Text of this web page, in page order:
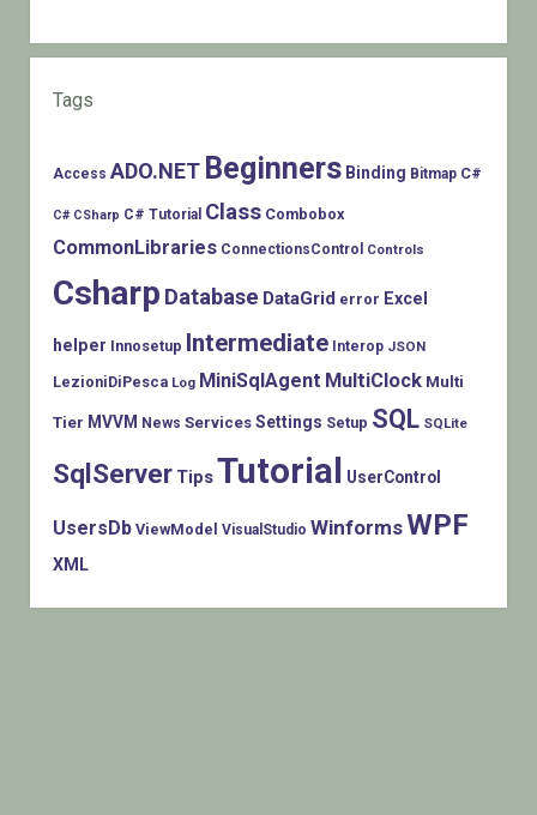
Tags
Access ADO.NET Beginners Binding Bitmap C#
C# CSharp C# Tutorial Class Combobox
CommonLibraries ConnectionsControl Controls
Csharp Database DataGrid error Excel
helper Innosetup Intermediate Interop JSON
LezioniDiPesca Log MiniSqlAgent MultiClock Multi
Tier MVVM News Services Settings Setup SQL SQLite
SqlServer TipsTutorial UserControl
UsersDb ViewModel VisualStudio WinformsWPF
XML